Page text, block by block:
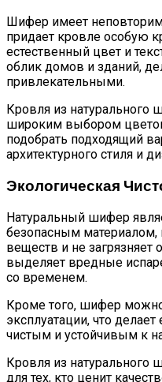
Шифер имеет
придает кровле особую
естественный цвет и
облик домов и зданий,
привлекательными.
Кровля из натурального
широким выбором
подобрать подходящий
архитектурного стиля и
Экологическая
Натуральный шифер
безопасным
веществ и не
выделяет вредные
со временем.
Кроме того, шифер
эксплуатации, что
чистым и устойчивым к
Кровля из
для тех, кто ценит